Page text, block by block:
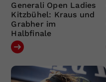
Generali Open Ladies
Kitzbühel: Kraus und
Grabher im
Halbfinale